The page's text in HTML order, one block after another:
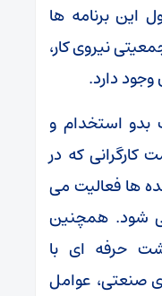
این برنامه ها
نیروی کار،
دارد.
بدو استخدام و
کارگرانی که در
ها فعالیت می
شود. همچنین
حرفه ای با
صنعتی، عوامل